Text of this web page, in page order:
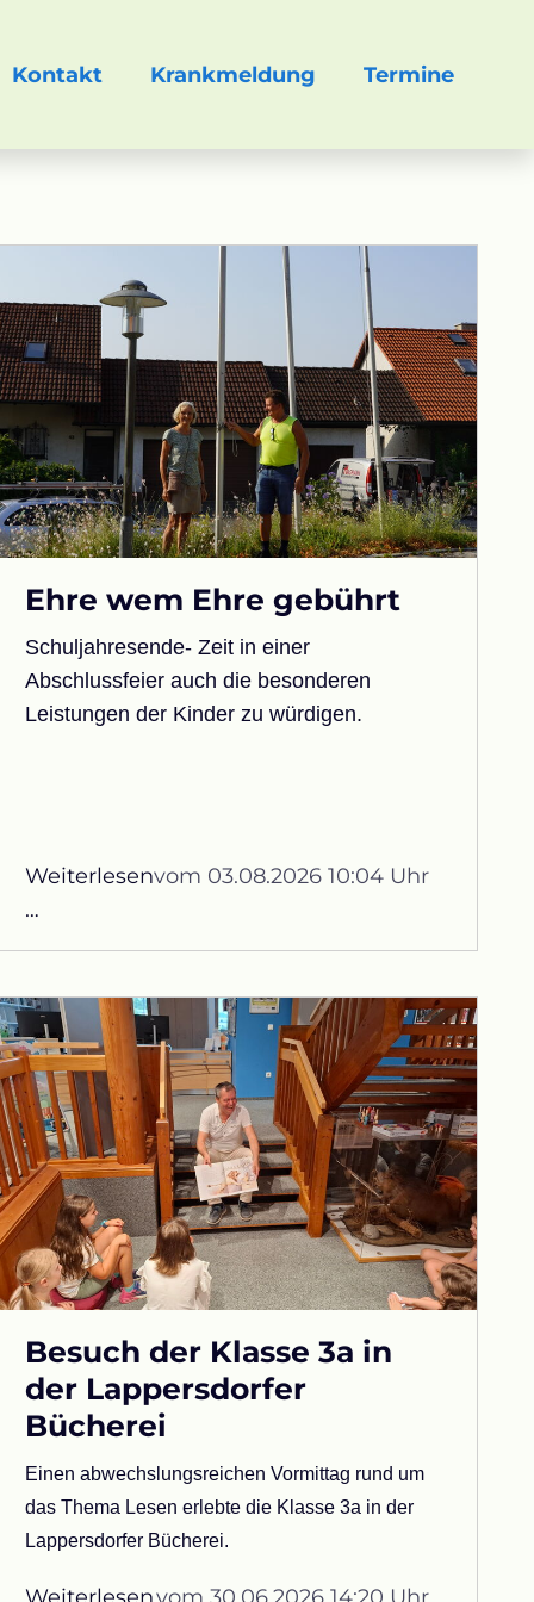
Kontakt Krankmeldung Termine
vom 03.08.2026 10:04 Uhr
Ehre wem Ehre gebührt
Schuljahresende- Zeit in einer
Abschlussfeier auch die besonderen
Leistungen der Kinder zu würdigen.
Weiterlesen
…Ehre
gebührt
vom 30.06.2026 14:20 Uhr
Besuch der Klasse 3a in
der Lappersdorfer
Bücherei
Einen abwechslungsreichen Vormittag rund um
das Thema Lesen erlebte die Klasse 3a in der
Lappersdorfer Bücherei.
Weiterlesen